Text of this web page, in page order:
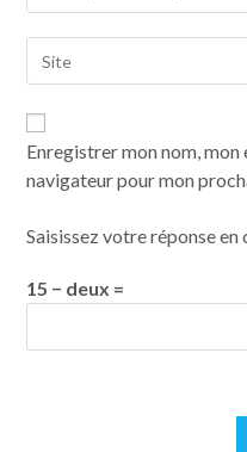
Enregistrer mon nom,
navigateur pour mon
Saisissez votre réponse en
15 − deux =